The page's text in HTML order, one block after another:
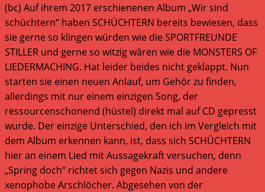
(bc) Auf ihrem 2017 erschienenen Album „Wir sind
schüchtern“ haben SCHÜCHTERN bereits bewiesen, dass
sie gerne so klingen würden wie die SPORTFREUNDE
STILLER und gerne so witzig wären wie die MONSTERS OF
LIEDERMACHING. Hat leider beides nicht geklappt. Nun
starten sie einen neuen Anlauf, um Gehör zu finden,
allerdings mit nur einem einzigen Song, der
ressourcenschonend (hüstel) direkt mal auf CD gepresst
wurde. Der einzige Unterschied, den ich im Vergleich mit
dem Album erkennen kann, ist, dass sich SCHÜCHTERN
hier an einem Lied mit Aussagekraft versuchen, denn
„Spring doch“ richtet sich gegen Nazis und andere
xenophobe Arschlöcher. Abgesehen von der